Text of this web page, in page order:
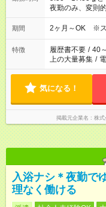
夜勤のみ、変則
期間 2ヶ月～OK ※ス
特徴 履歴書不要 / 40
上の大量募集 /
気になる！
掲載元企業名 株
入浴ナシ＊夜勤で
理なく働ける